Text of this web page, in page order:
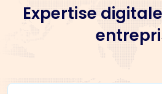
Expertise